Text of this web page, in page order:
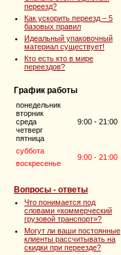
переезд?
Как ускорить переезд – 5
базовых правил
Идеальный упаковочный
материал существует!
Кто есть кто в мире
переездов?
График работы
понедельник
вторник
среда
четверг
пятница
9:00 - 21:00
суббота
9:00 - 21:00
воскресенье
Вопросы - ответы
Что понимается под
словами «коммерческий
грузовой транспорт»?
Могут ли ваши постоянные
клиенты рассчитывать на
скидки при переезде?